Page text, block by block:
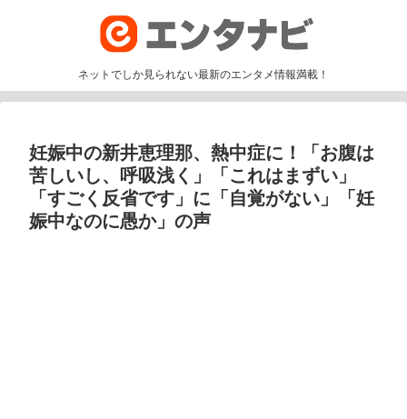
ネットでしか見られない最新のエンタメ情報満載！
妊娠中の新井恵理那、熱中症に！「お腹は
苦しいし、呼吸浅く」「これはまずい」
「すごく反省です」に「自覚がない」「妊
娠中なのに愚か」の声